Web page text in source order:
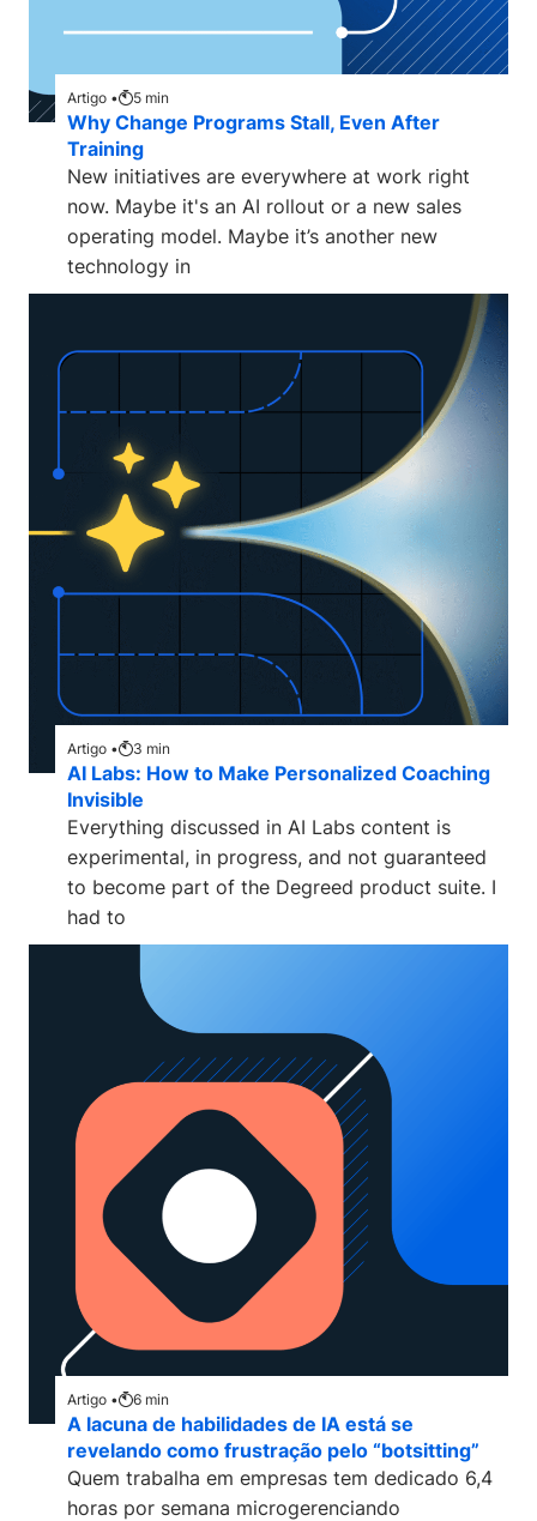
Artigo • 5 min
Why Change Programs Stall, Even After
Training
New initiatives are everywhere at work right
now. Maybe it's an AI rollout or a new sales
operating model. Maybe it’s another new
technology in
Artigo • 3 min
AI Labs: How to Make Personalized Coaching
Invisible
Everything discussed in AI Labs content is
experimental, in progress, and not guaranteed
to become part of the Degreed product suite. I
had to
Artigo • 6 min
A lacuna de habilidades de IA está se
revelando como frustração pelo “botsitting”
Quem trabalha em empresas tem dedicado 6,4
horas por semana microgerenciando